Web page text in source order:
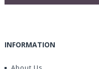
INFORMATION